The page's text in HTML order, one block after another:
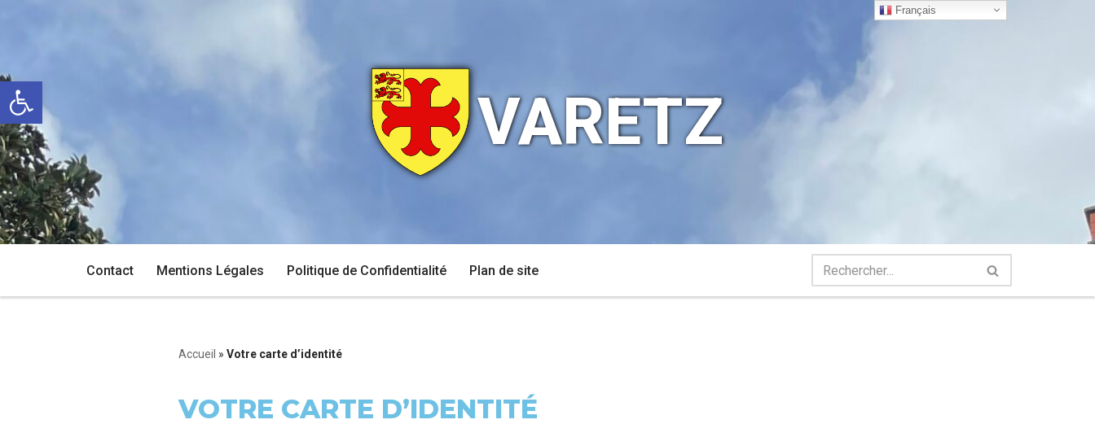
Ouvrir la barre d’outils
contenu
VARETZ
Contact Mentions Légales Politique de Confidentialité Plan de site
Accueil » Votre carte d’identité
VOTRE CARTE D’IDENTITÉ
Français